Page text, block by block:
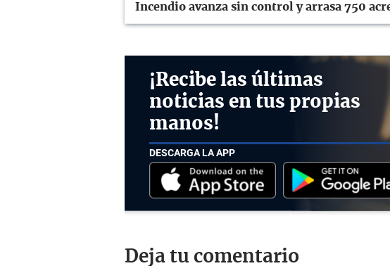
Incendio avanza sin control y arrasa 750
¡Recibe las últimas
noticias en tus propias
manos!
DESCARGA LA APP
Deja tu comentario